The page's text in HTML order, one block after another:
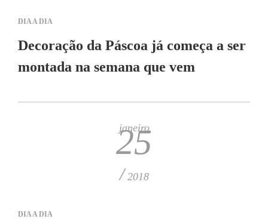
DIA A DIA
Decoração da Páscoa já começa a ser
montada na semana que vem
janeiro
25
/ 2018
DIA A DIA